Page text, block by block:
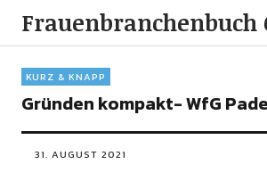
Frauenbranchenbuch
KURZ & KNAPP
Gründen kompakt- WfG
31. AUGUST 2021